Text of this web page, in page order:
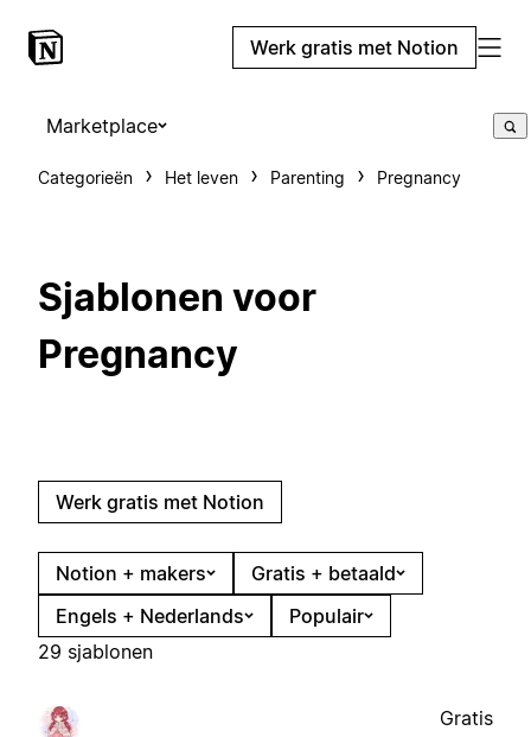
Werk gratis met Notion
Marketplace
Categorieën Het leven Parenting Pregnancy
Sjablonen voor
Pregnancy
Werk gratis met Notion
Notion + makers
Gratis + betaald
Engels + Nederlands
Populair
29 sjablonen
Gratis